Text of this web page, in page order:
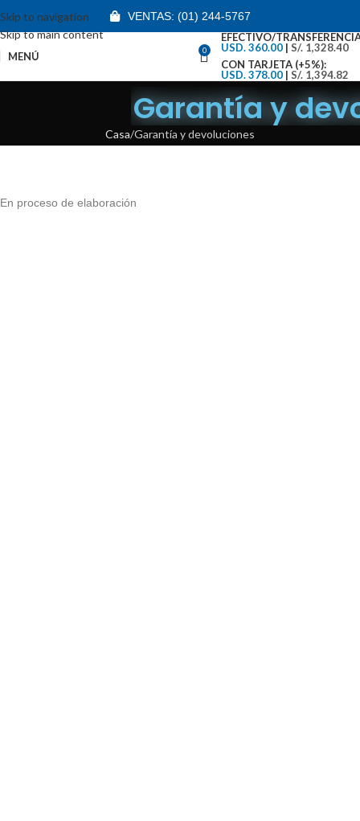
Skip to navigation
Skip to main content
VENTAS: (01) 244-5767
MENÚ 0
EFECTIVO/
USD. 360.00 | S/. 1,328.40
CON TARJETA (+5%):
USD. 378.00 | S/. 1,394.82
Garantía y
Casa Garantía y devoluciones
En proceso de elaboración